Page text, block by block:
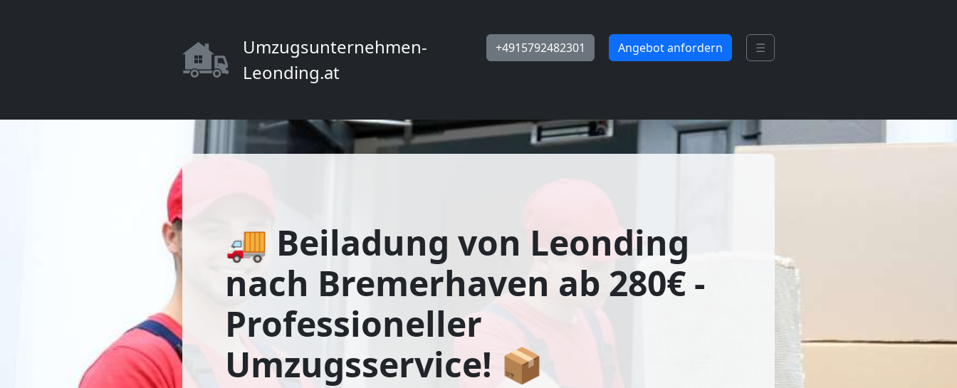
Umzugsunternehmen-
Leonding.at
+4915792482301 Angebot anfordern ☰
🚚 Beiladung von Leonding
nach Bremerhaven ab 280€ -
Professioneller
Umzugsservice! 📦